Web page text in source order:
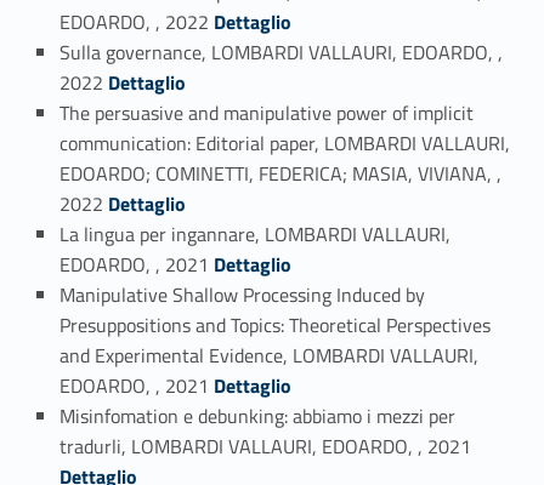
EDOARDO, , 2022 Link identifier #identifier_person_13858-25
Dettaglio
Sulla governance, LOMBARDI VALLAURI, EDOARDO, ,
2022Link identifier #identifier_person_107936-26
Dettaglio
The persuasive and manipulative power of implicit
communication: Editorial paper, LOMBARDI VALLAURI,
EDOARDO; COMINETTI, FEDERICA; MASIA, VIVIANA, ,
2022 Link identifier #identifier_person_146130-27
Dettaglio
La lingua per ingannare, LOMBARDI VALLAURI,
EDOARDO, , 2021 Link identifier #identifier_person_19960-28
Dettaglio
Manipulative Shallow Processing Induced by
Presuppositions and Topics: Theoretical Perspectives
and Experimental Evidence, LOMBARDI VALLAURI,
EDOARDO, , 2021 Link identifier #identifier_person_146016-29
Dettaglio
Misinfomation e debunking: abbiamo i mezzi per
tradurli, LOMBARDI VALLAURI, EDOARDO, , 2021
Dettaglio